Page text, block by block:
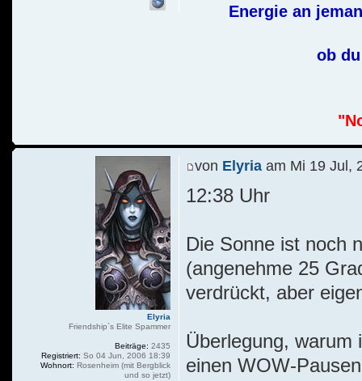
Energie an
ob
von Elyriaam Mi 19 Jul,
12:38 Uhr
Die Sonne ist noch
(angenehme 25
verdrückt, aber
Überlegung, warum
einen WOW-
Elyria
Friendship`s Elite Spammer
Beiträge: 2435
Registriert: So 04 Jun, 2006 18:39
Wohnort: Rosenheim (mit Bergblick
und so jetzt)